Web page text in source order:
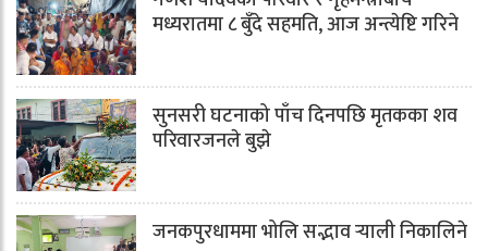
मध्यरातमा ८ बुँदे सहमति, आज अन्त्येष्टि गरिने
सुनसरी घटनाको पाँच दिनपछि मृतकका शव
परिवारजनले बुझे
जनकपुरधाममा भोलि सद्भाव र्‍याली निकालिने